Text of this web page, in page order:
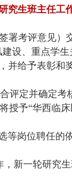
究生班主任工
署考评意见）
设、重点学
并给予表彰和
评定并确定考
授予“华西临
等岗位聘任的
新一轮研究